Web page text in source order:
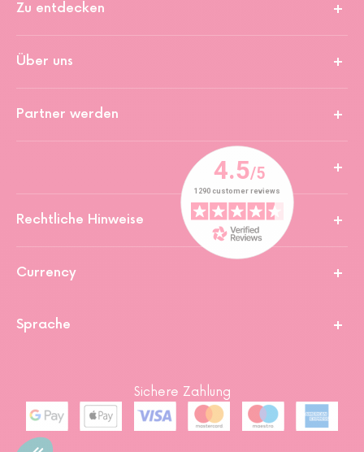
Zu entdecken
Über uns
Partner werden
Rechtliche Hinweise
Currency
Sprache
Sichere Zahlung